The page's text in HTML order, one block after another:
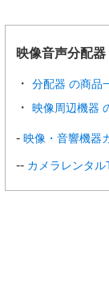
映像音声分配
分配器 の商品
映像周辺機器
映像・音響機器
カメラレンタ